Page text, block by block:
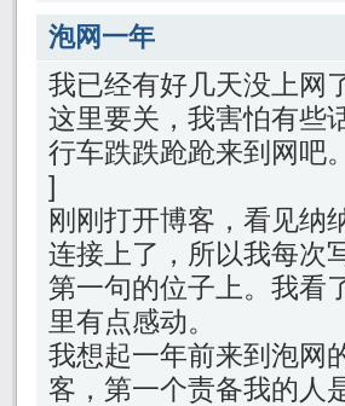
泡网一年
我已经有好几天没上网
这里要关，我害怕有些
行车跌跌跄跄来到网吧。
]
刚刚打开博客，看见纳
连接上了，所以我每次
第一句的位子上。我看
里有点感动。
我想起一年前来到泡网
客，第一个责备我的人